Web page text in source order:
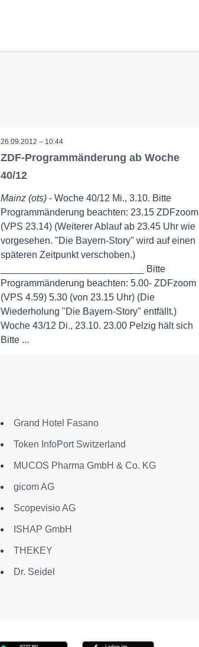
26.09.2012 – 10:44
ZDF-Programmänderung ab Woche
40/12
Mainz (ots)- Woche 40/12 Mi., 3.10. Bitte
Programmänderung beachten: 23.15 ZDFzoom
(VPS 23.14) (Weiterer Ablauf ab 23.45 Uhr wie
vorgesehen. "Die Bayern-Story" wird auf einen
späteren Zeitpunkt verschoben.)
___________________________ Bitte
Programmänderung beachten: 5.00- ZDFzoom
(VPS 4.59) 5.30 (von 23.15 Uhr) (Die
Wiederholung "Die Bayern-Story" entfällt.)
Woche 43/12 Di., 23.10. 23.00 Pelzig hält sich
Bitte ...
Grand Hotel Fasano
Token InfoPort Switzerland
MUCOS Pharma GmbH & Co. KG
gicom AG
Scopevisio AG
ISHAP GmbH
THEKEY
Dr. Seidel